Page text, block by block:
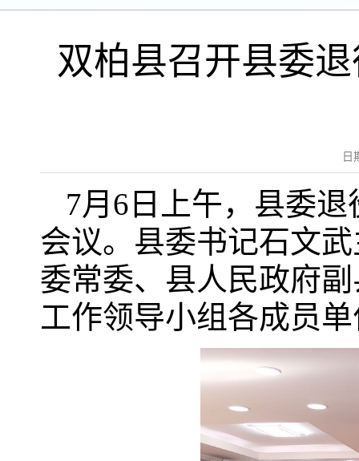
双柏县召开县委
日
7月6日上午，县委
会议。县委书记石文
委常委、县人民政府
工作领导小组各成员